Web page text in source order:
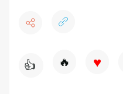
👍 🔥 ♥